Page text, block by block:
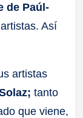
de Paúl-
Así
artistas
tanto
que viene,